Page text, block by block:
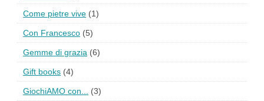
Come pietre vive (1)
Con Francesco (5)
Gemme di grazia (6)
Gift books (4)
GiochiAMO con... (3)